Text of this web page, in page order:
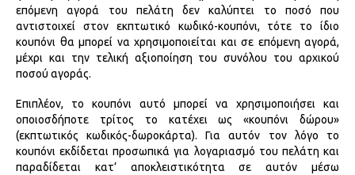
επόμενη αγορά του πελάτη δεν καλύπτει το ποσό που
αντιστοιχεί στον εκπτωτικό κωδικό-κουπόνι, τότε το ίδιο
κουπόνι θα μπορεί να χρησιμοποιείται και σε επόμενη αγορά,
μέχρι και την τελική αξιοποίηση του συνόλου του αρχικού
ποσού αγοράς.
Επιπλέον, το κουπόνι αυτό μπορεί να χρησιμοποιήσει και
οποιοσδήποτε τρίτος το κατέχει ως «κουπόνι δώρου»
(εκπτωτικός κωδικός-δωροκάρτα). Για αυτόν τον λόγο το
κουπόνι εκδίδεται προσωπικά για λογαριασμό του πελάτη και
παραδίδεται κατ’ αποκλειστικότητα σε αυτόν μέσω